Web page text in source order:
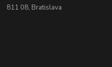
811 08, Bratislava